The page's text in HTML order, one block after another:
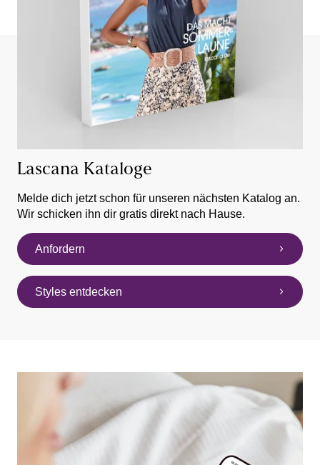
Lascana Kataloge
Melde dich jetzt schon für unseren nächsten Katalog an.
Wir schicken ihn dir gratis direkt nach Hause.
Anfordern
Styles entdecken